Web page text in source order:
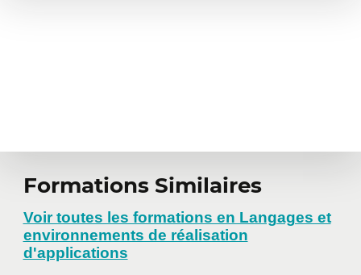
Formations Similaires
Voir toutes les formations en Langages et
environnements de réalisation
d'applications